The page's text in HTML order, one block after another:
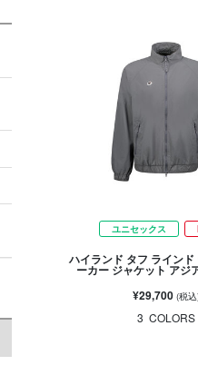
ユニセックス
ハイランド タフ ライン
ーカー ジャケット アジ
¥29,700 (税
3 COLORS